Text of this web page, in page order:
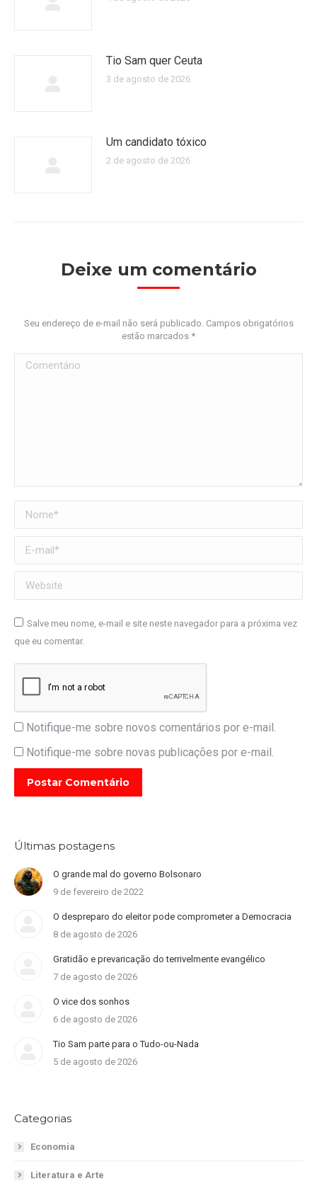
Tio Sam quer Ceuta
3 de agosto de 2026
Um candidato tóxico
2 de agosto de 2026
Deixe um comentário
Seu endereço de e-mail não será publicado. Campos obrigatórios
estão marcados *
Comentário
Nome *
E-mail *
Website
Salve meu nome, e-mail e site neste navegador para a próxima vez
que eu comentar.
Notifique-me sobre novos comentários por e-mail.
Notifique-me sobre novas publicações por e-mail.
Postar Comentário
Últimas postagens
O grande mal do governo Bolsonaro
9 de fevereiro de 2022
O despreparo do eleitor pode comprometer a Democracia
8 de agosto de 2026
Gratidão e prevaricação do terrivelmente evangélico
7 de agosto de 2026
O vice dos sonhos
6 de agosto de 2026
Tio Sam parte para o Tudo-ou-Nada
5 de agosto de 2026
Categorias
Economia
Literatura e Arte